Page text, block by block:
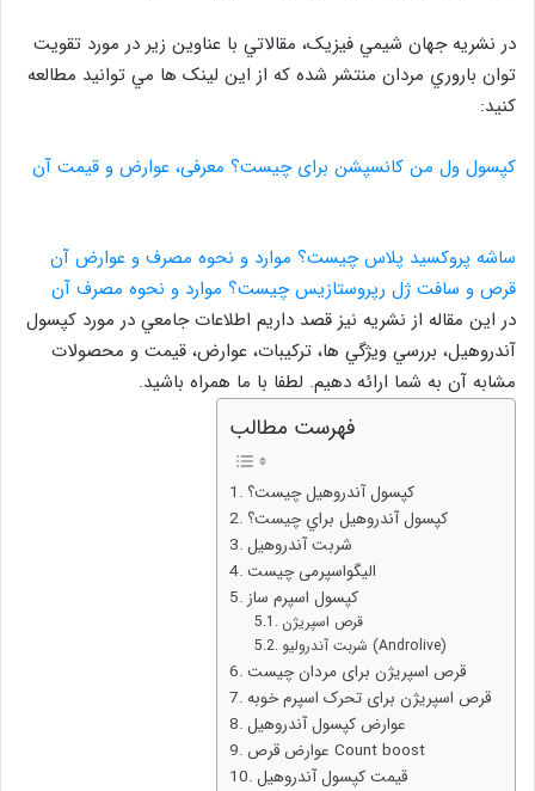
در نشريه جهان شيمي فيزيک، مقالاتي با عناوين زير در مورد تقويت
توان باروري مردان منتشر شده که از اين لينک ها مي توانيد مطالعه
کنيد:
کپسول ول من کانسپشن برای چیست؟ معرفی، عوارض و قیمت آن
ساشه پروکسید پلاس چیست؟ موارد و نحوه مصرف و عوارض آن
قرص و سافت ژل رپروستازیس چیست؟ موارد و نحوه مصرف آن
در اين مقاله از نشريه نيز قصد داريم اطلاعات جامعي در مورد کپسول
آندروهيل، بررسي ويژگي ها، ترکيبات، عوارض، قيمت و محصولات
مشابه آن به شما ارائه دهيم. لطفا با ما همراه باشيد.
فهرست مطالب
کپسول آندروهيل چيست؟
کپسول آندروهيل براي چيست؟
شربت آندروهيل
الیگواسپرمی چیست
کپسول اسپرم ساز
قرص اسپریژن
شربت آندروليو (Androlive)
قرص اسپریژن برای مردان چیست
قرص اسپریژن برای تحرک اسپرم خوبه
عوارض کپسول آندروهیل
عوارض قرص Count boost
قیمت کپسول آندروهیل